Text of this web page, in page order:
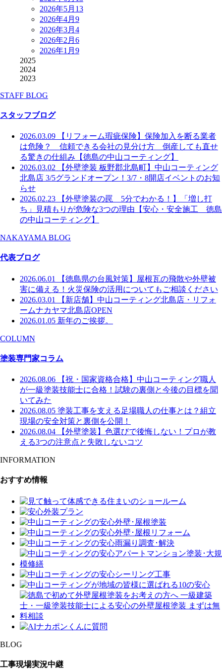
2026年5月 13
2026年4月 9
2026年3月 4
2026年2月 6
2026年1月 9
2025
2024
2023
STAFF BLOG
スタッフブログ
2026.03.09
【リフォーム瑕疵保険】保険加入を断る業者
は危険？ 信頼できる会社の見分け方 倒産しても直せ
る驚きの仕組み【徳島の中山コーティング】
2026.03.02
【外壁塗装 板野郡北島町】中山コーティング
北島店 3/5グランドオープン！3/7・8開店イベントのお知
らせ
2026.02.23
【外壁塗装の罠 5分でわかる！】「増し打
ち」見積もりが危険な3つの理由【安心・安全施工 徳島
の中山コーティング】
NAKAYAMA BLOG
代表ブログ
2026.06.01
【徳島県の台風対策】屋根瓦の飛散や外壁被
害に備える！火災保険の活用についてもご相談ください
2026.03.01
【新店舗】中山コーティング北島店・リフォ
ームナカヤマ北島店OPEN
2026.01.05 新年のご挨拶。
COLUMN
塗装専門家コラム
2026.08.06
【祝・国家資格合格】中山コーティング職人
が一級塗装技能士に合格！試験の裏側と今後の目標を聞
いてみた
2026.08.05 塗装工事を支える足場職人の仕事とは？組立
現場の安全対策と裏側を公開！
2026.08.04
【外壁塗装】色選びで後悔しない！プロが教
える3つの注意点と失敗しないコツ
INFORMATION
おすすめ情報
BLOG
工事現場実況中継